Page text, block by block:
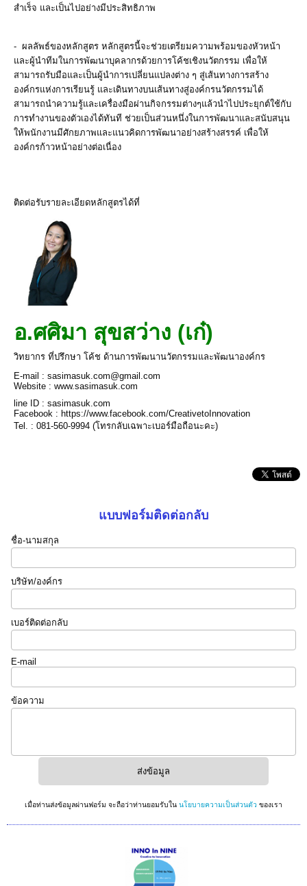
สำเร็จ และเป็นไปอย่างมีประสิทธิภาพ
- ผลลัพธ์ของหลักสูตร หลักสูตรนี้จะช่วยเตรียมความพร้อมของหัวหน้า
และผู้นำทีมในการพัฒนาบุคลากรด้วยการโค้ชเชิงนวัตกรรม เพื่อให้
สามารถรับมือและเป็นผู้นำการเปลี่ยนแปลงต่าง ๆ สู่เส้นทางการสร้าง
องค์กรแห่งการเรียนรู้ และเดินทางบนเส้นทางสู่องค์กรนวัตกรรมได้
สามารถนำความรู้และเครื่องมือผ่านกิจกรรมต่างๆแล้วนำไปประยุกต์ใช้กับ
การทำงานของตัวเองได้ทันที ช่วยเป็นส่วนหนึ่งในการพัฒนาและสนับสนุน
ให้พนักงานมีศักยภาพและแนวคิดการพัฒนาอย่างสร้างสรรค์ เพื่อให้
องค์กรก้าวหน้าอย่างต่อเนื่อง
ติดต่อรับรายละเอียดหลักสูตรได้ที่
อ.ศศิมา สุขสว่าง (เก๋)
วิทยากร ที่ปรึกษา โค้ช ด้านการพัฒนานวัตกรรมและพัฒนาองค์กร
E-mail : sasimasuk.com@gmail.com
Website : www.sasimasuk.com
line ID : sasimasuk.com
Facebook : https://www.facebook.com/CreativetoInnovation
Tel. : 081-560-9994 (โทรกลับเฉพาะเบอร์มือถือนะคะ)
แบบฟอร์มติดต่อกลับ
ชื่อ-นามสกุล
บริษัท/องค์กร
เบอร์ติดต่อกลับ
E-mail
ข้อความ
เมื่อท่านส่งข้อมูลผ่านฟอร์ม จะถือว่าท่านยอมรับใน นโยบายความเป็นส่วนตัว ของเรา